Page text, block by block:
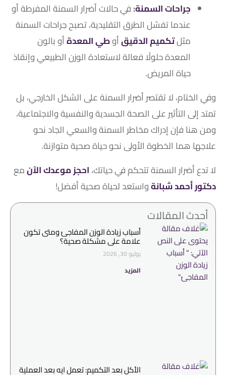
جراحات السمنة:في حالات أضرار السمنة المفرطة أو
عندما تفشل الطرق التقليدية، تصبح جراحات السمنة
مثلتكميم الدقيقأوطي المعدةأو بالون
المعدة حلولًا فعالة لاستعادة الوزن الطبيعي وإنقاذ
حياة المريض.
وفي الختام، لا تقتصر أضرار السمنة على الشكل الخارجي، بل
تمتد إلى التأثير على الصحة الجسدية والنفسية والاجتماعية،
ومن هنا فإن إدراك مخاطر السمنة والسعي الجاد نحو
علاجها هما الخطوة الأولى نحو حياة صحية متوازنة.
لا تدع أضرار السمنة تتحكم في حياتك،احجز موعدك الآنمع
دكتور أحمد شبانةواستعد لحياة صحية أفضل!
أحدث المقالات
أسباب زيادة الوزن المفاجئ ومتى تكون
علامة على مشكلة صحية؟
يوليو 30, 2026
المزيد
الأكل بعد التكميم: تعمل ايه بعد العملية